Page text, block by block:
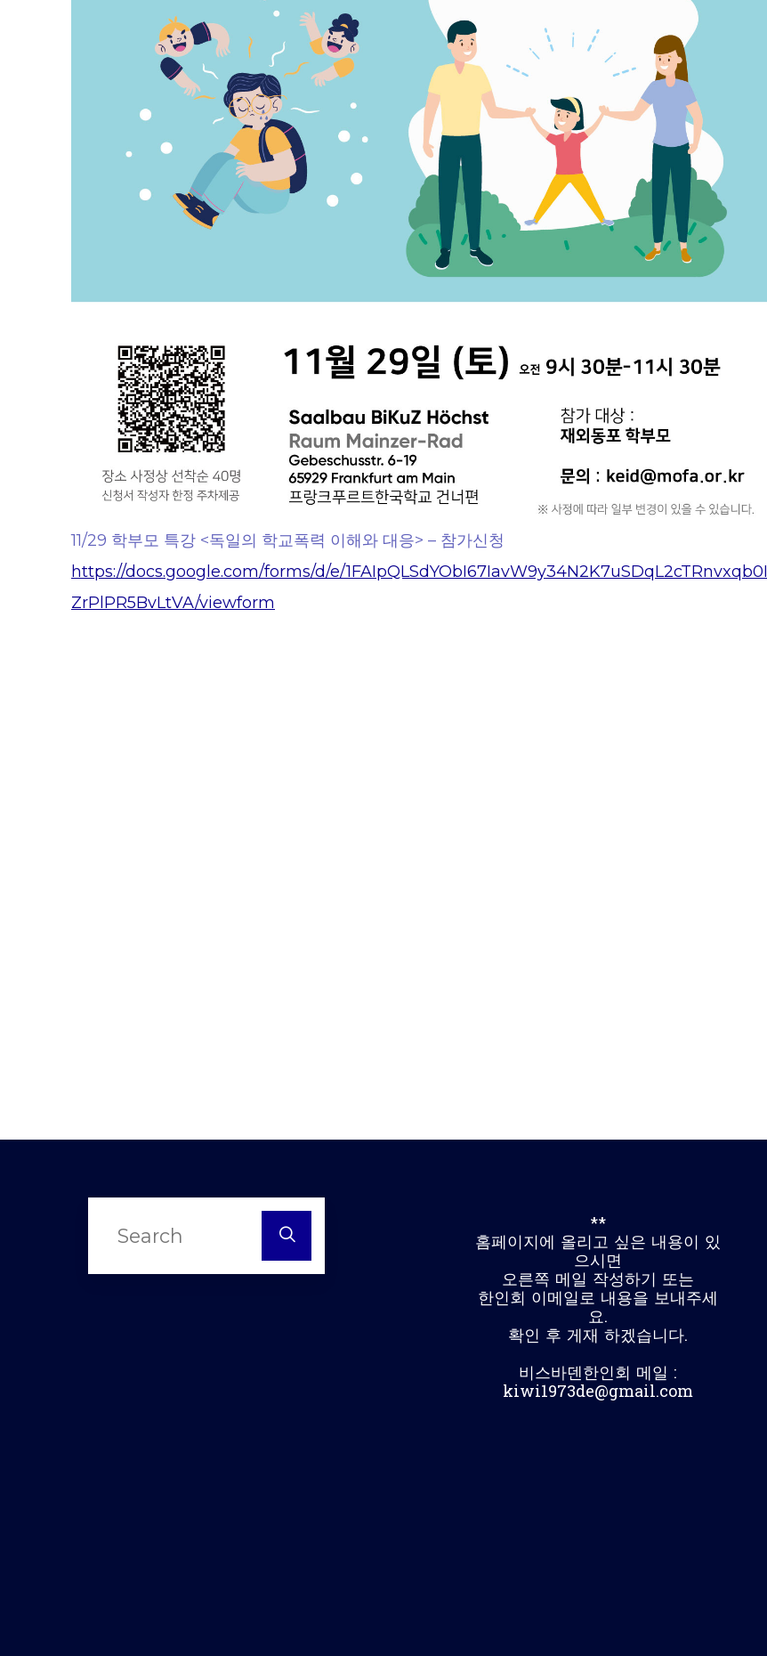
11/29 학부모 특강 <독일의 학교폭력 이해와 대응> – 참가신청
https://docs.google.com/forms/d/e/1FAIpQLSdYObI67IavW9y34N2K7uSDqL2cTRnvxqb0I
ZrPlPR5BvLtVA/viewform
**
홈페이지에 올리고 싶은 내용이 있
으시면
오른쪽 메일 작성하기 또는
한인회 이메일로 내용을 보내주세
요.
확인 후 게재 하겠습니다.
비스바덴한인회 메일 :
kiwi1973de@gmail.com